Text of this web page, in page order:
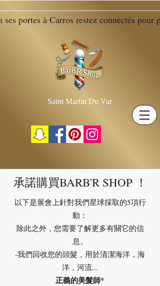
portes à Carros restez connectés
Saint Martin Du Var
承諾購買BARB'R SHOP！
以下是展會上針對我們星球採取的5項行
動：
除此之外，您需要了解更多有關它的信
息。
-我們回收您的頭髮，用於清潔海洋，海
洋，河流...
正義的美髮師*